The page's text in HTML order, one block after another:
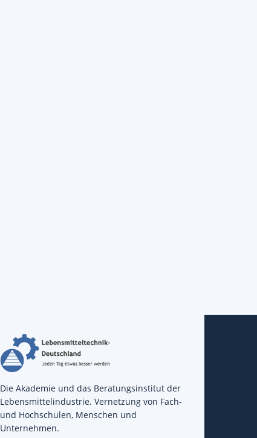
Die Akademie und das Beratungsinstitut der
Lebensmittelindustrie. Vernetzung von Fach-
und Hochschulen, Menschen und
Unternehmen.